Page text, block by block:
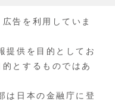
告を利用していま
提供を目的としてお
とするものではあ
は日本の金融庁に登